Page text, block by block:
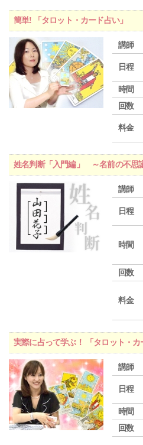
簡単! 「タロット・カード占い」
講師
日程
時間
回数
料金
姓名判断「入門編」 ～名前の不思
講師
日程
時間
回数
料金
実際に占って学ぶ！ 「タロット・カ
講師
日程
時間
回数